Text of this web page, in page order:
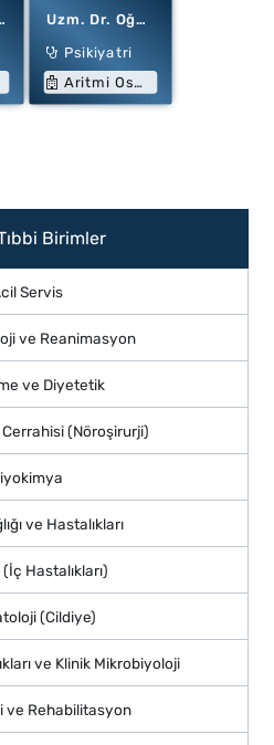
Uzm. Dr. Oğuzhan TÜZÜN
Psikiyatri
Aritmi Osmangazi Hastanesi
Birimler
Servis
ve Reanimasyon
ve Diyetetik
(Nöroşirurji)
ve Hastalıkları
Hastalıkları)
(Cildiye)
ve Klinik Mikrobiyoloji
ve Rehabilitasyon